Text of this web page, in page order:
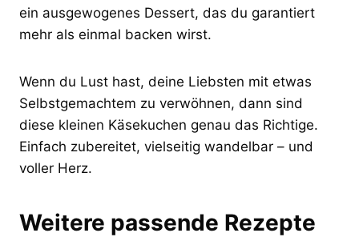
ein ausgewogenes Dessert, das du garantiert
mehr als einmal backen wirst.
Wenn du Lust hast, deine Liebsten mit etwas
Selbstgemachtem zu verwöhnen, dann sind
diese kleinen Käsekuchen genau das Richtige.
Einfach zubereitet, vielseitig wandelbar – und
voller Herz.
Weitere passende Rezepte